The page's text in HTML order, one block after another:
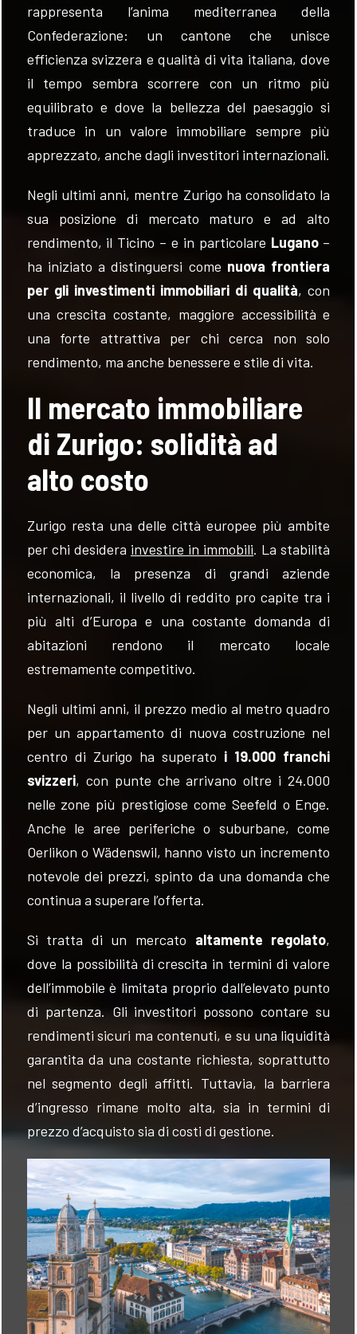
rappresenta l’anima mediterranea della
Confederazione: un cantone che unisce
efficienza svizzera e qualità di vita italiana, dove
il tempo sembra scorrere con un ritmo più
equilibrato e dove la bellezza del paesaggio si
traduce in un valore immobiliare sempre più
apprezzato, anche dagli investitori internazionali.
Negli ultimi anni, mentre Zurigo ha consolidato la
sua posizione di mercato maturo e ad alto
rendimento, il Ticino – e in particolare Lugano–
ha iniziato a distinguersi come nuova frontiera
per gli investimenti immobiliari di qualità, con
una crescita costante, maggiore accessibilità e
una forte attrattiva per chi cerca non solo
rendimento, ma anche benessere e stile di vita.
Il mercato immobiliare
di Zurigo: solidità ad
alto costo
Zurigo resta una delle città europee più ambite
per chi desidera investire in immobili. La stabilità
economica, la presenza di grandi aziende
internazionali, il livello di reddito pro capite tra i
più alti d’Europa e una costante domanda di
abitazioni rendono il mercato locale
estremamente competitivo.
Negli ultimi anni, il prezzo medio al metro quadro
per un appartamento di nuova costruzione nel
centro di Zurigo ha superato i 19.000 franchi
svizzeri, con punte che arrivano oltre i 24.000
nelle zone più prestigiose come Seefeld o Enge.
Anche le aree periferiche o suburbane, come
Oerlikon o Wädenswil, hanno visto un incremento
notevole dei prezzi, spinto da una domanda che
continua a superare l’offerta.
Si tratta di un mercato altamente regolato,
dove la possibilità di crescita in termini di valore
dell’immobile è limitata proprio dall’elevato punto
di partenza. Gli investitori possono contare su
rendimenti sicuri ma contenuti, e su una liquidità
garantita da una costante richiesta, soprattutto
nel segmento degli affitti. Tuttavia, la barriera
d’ingresso rimane molto alta, sia in termini di
prezzo d’acquisto sia di costi di gestione.
FOLLOW